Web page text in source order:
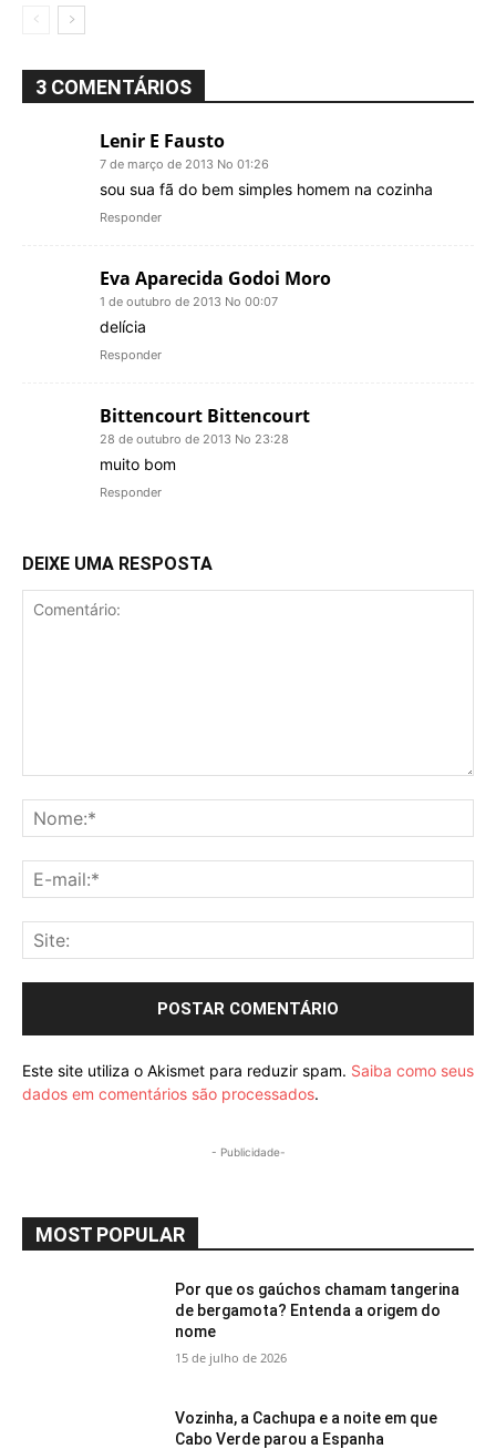
3 COMENTÁRIOS
Lenir E Fausto
7 de março de 2013 No 01:26
sou sua fã do bem simples homem na cozinha
Responder
Eva Aparecida Godoi Moro
1 de outubro de 2013 No 00:07
delícia
Responder
Bittencourt Bittencourt
28 de outubro de 2013 No 23:28
muito bom
Responder
DEIXE UMA RESPOSTA
Este site utiliza o Akismet para reduzir spam. Saiba como seus
dados em comentários são processados.
- Publicidade-
MOST POPULAR
Por que os gaúchos chamam tangerina
de bergamota? Entenda a origem do
nome
15 de julho de 2026
Vozinha, a Cachupa e a noite em que
Cabo Verde parou a Espanha